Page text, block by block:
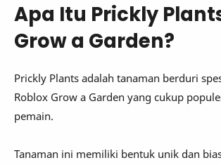
Apa Itu Prickly
Grow a Garden?
Prickly Plants adalah tanaman berduri
Roblox Grow a Garden yang cukup
pemain.
Tanaman ini memiliki bentuk unik dan